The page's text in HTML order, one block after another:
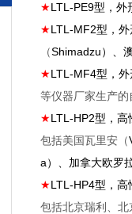
★LTL-PE9型，外
★LTL-MF2型，
（Shimadzu）、
★LTL-MF4型，
等仪器厂家生产
★LTL-HP2型，高
包括美国瓦里安（
a）、加拿大欧罗
★LTL-HP4型，高
包括北京瑞利、